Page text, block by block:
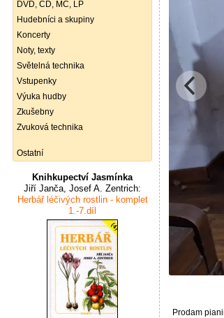
DVD, CD, MC, LP
Hudebníci a skupiny
Koncerty
Noty, texty
Světelná technika
Vstupenky
Výuka hudby
Zkušebny
Zvuková technika
Ostatní
Knihkupectví Jasmínka
Jiří Janča, Josef A. Zentrich:
Herbář léčivých rostlin - komplet
1.-7.díl
Prodam